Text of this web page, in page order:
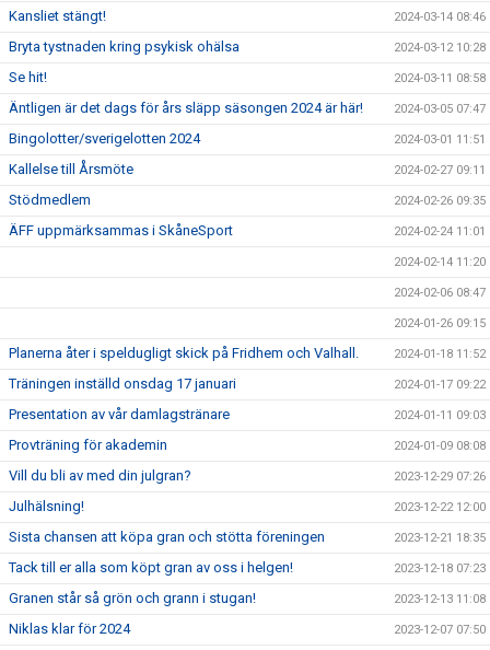
Kansliet stängt! 2024-03-14 08:46
Bryta tystnaden kring psykisk ohälsa 2024-03-12 10:28
Se hit! 2024-03-11 08:58
Äntligen är det dags för års släpp säsongen 2024 är här! 2024-03-05 07:47
Bingolotter/sverigelotten 2024 2024-03-01 11:51
Kallelse till Årsmöte 2024-02-27 09:11
Stödmedlem 2024-02-26 09:35
ÄFF uppmärksammas i SkåneSport 2024-02-24 11:01
2024-02-14 11:20
2024-02-06 08:47
2024-01-26 09:15
Planerna åter i speldugligt skick på Fridhem och Valhall. 2024-01-18 11:52
Träningen inställd onsdag 17 januari 2024-01-17 09:22
Presentation av vår damlagstränare 2024-01-11 09:03
Provträning för akademin 2024-01-09 08:08
Vill du bli av med din julgran? 2023-12-29 07:26
Julhälsning! 2023-12-22 12:00
Sista chansen att köpa gran och stötta föreningen 2023-12-21 18:35
Tack till er alla som köpt gran av oss i helgen! 2023-12-18 07:23
Granen står så grön och grann i stugan! 2023-12-13 11:08
Niklas klar för 2024 2023-12-07 07:50